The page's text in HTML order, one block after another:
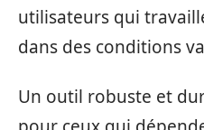
utilisateurs qui
dans des conditions
Un outil robuste et